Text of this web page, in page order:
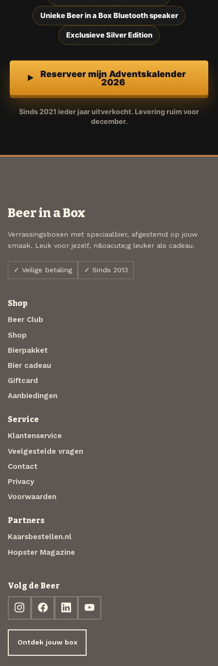
Unieke Beer in a Box Bluetooth speaker
Exclusieve Silver Edition
Reserveer mijn Adventskalender
2026
Sinds 2021 ieder jaar uitverkocht. Levering ruim voor
december.
Beer in a Box
Verrassingsboxen met speciaalbier, afgestemd op jouw
smaak. Leuk voor jezelf, n&oacute;g leuker als cadeau.
✓ Veilige betaling ✓ Sinds 2013
Shop
Beer Club
Shop
Bierpakket
Bier cadeau
Giftcard
Aanbiedingen
Service
Klantenservice
Veelgestelde vragen
Contact
Privacy
Voorwaarden
Partners
Kaarsbestellen.nl
Hopster Magazine
Volg de Beer
Ontdek jouw box